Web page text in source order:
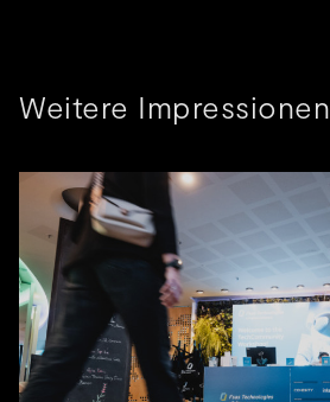
Weitere Impressionen